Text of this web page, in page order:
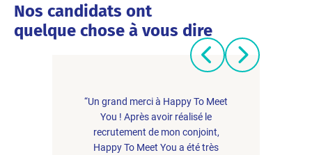
Nos candidats ont
quelque chose à vous dire
“Un grand merci à Happy To Meet
You ! Après avoir réalisé le
recrutement de mon conjoint,
Happy To Meet You a été très